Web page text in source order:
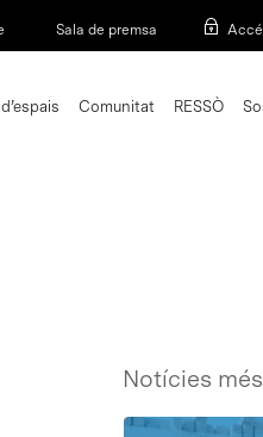
Sala de premsa
Comunitat RESSÒ
Notícies